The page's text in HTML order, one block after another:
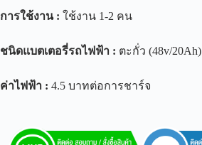
การใช้งาน: ใช้งาน 1-2 คน
ชนิดแบตเตอรี่รถไฟฟ้า : ตะกั่ว (48v/20Ah)
ค่าไฟฟ้า : 4.5 บาทต่อการชาร์จ